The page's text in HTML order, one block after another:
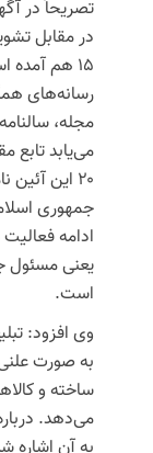
تصریحاً در
در مقابل
۱۵ هم
رسانه‌های
مجله،
می‌یابد تابع
۲۰ این
جمهوری
ادامه
یعنی مسئول
است.
وی افزود:
به صورت
ساخته و
می‌دهد.